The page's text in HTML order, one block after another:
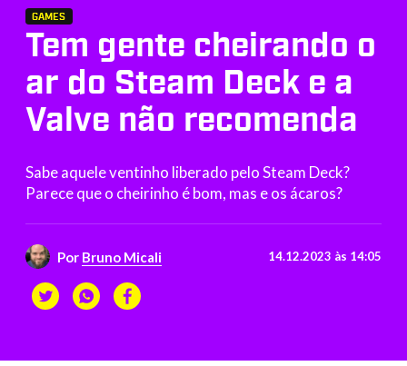
GAMES
Tem gente cheirando o
ar do Steam Deck e a
Valve não recomenda
Sabe aquele ventinho liberado pelo Steam Deck?
Parece que o cheirinho é bom, mas e os ácaros?
Por Bruno Micali 14.12.2023 às 14:05